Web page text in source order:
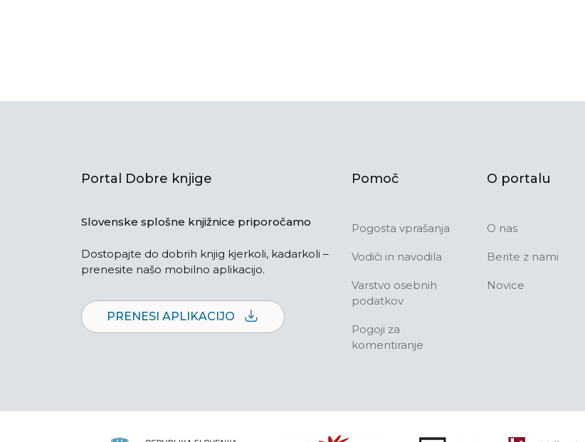
Portal Dobre knjige
Slovenske splošne knjižnice priporočamo
Dostopajte do dobrih knjig kjerkoli, kadarkoli –
prenesite našo mobilno aplikacijo.
PRENESI APLIKACIJO
Pomoč
Pogosta vprašanja
Vodiči in navodila
Varstvo osebnih
podatkov
Pogoji za
komentiranje
O portalu
O nas
Berite z nami
Novice